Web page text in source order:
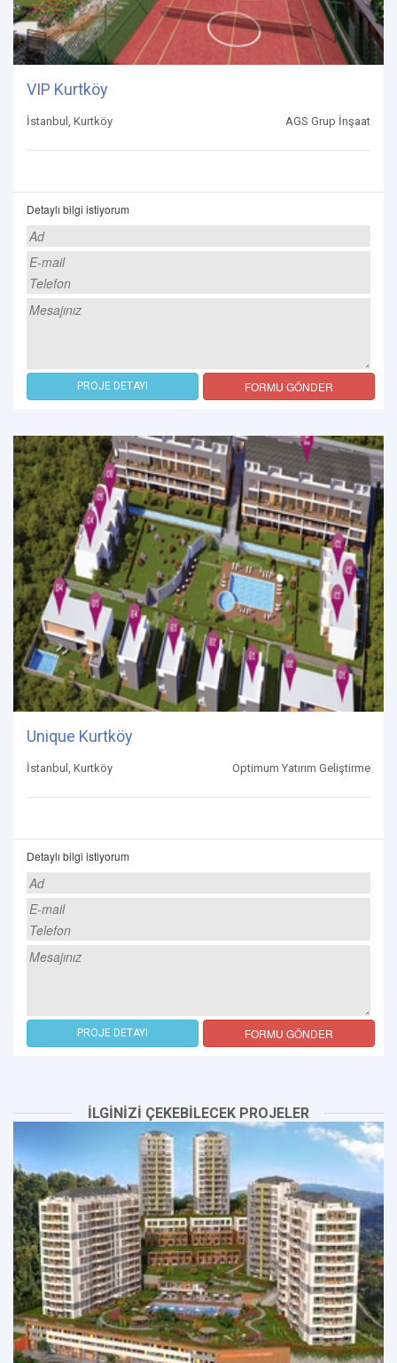
VIP Kurtköy
İstanbul, Kurtköy AGS Grup İnşaat
Detaylı bilgi istiyorum
PROJE DETAYI FORMU GÖNDER
Unique Kurtköy
İstanbul, Kurtköy Optimum Yatırım Geliştirme
Detaylı bilgi istiyorum
PROJE DETAYI FORMU GÖNDER
İLGİNİZİ ÇEKEBİLECEK PROJELER